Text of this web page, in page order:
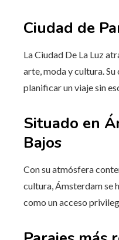
Ciudad de
La Ciudad De La Luz
arte, moda y cultura.
planificar un viaje sin
Situado en
Bajos
Con su atmósfera
cultura, Ámsterdam se
como un acceso